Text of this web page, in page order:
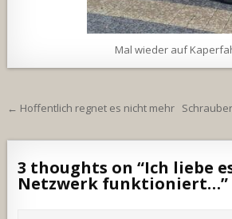
Mal wieder auf
Beitragsnavigation
← Hoffentlich regnet es nicht mehr
3 thoughts on “Ich liebe
Netzwerk funktioniert…”